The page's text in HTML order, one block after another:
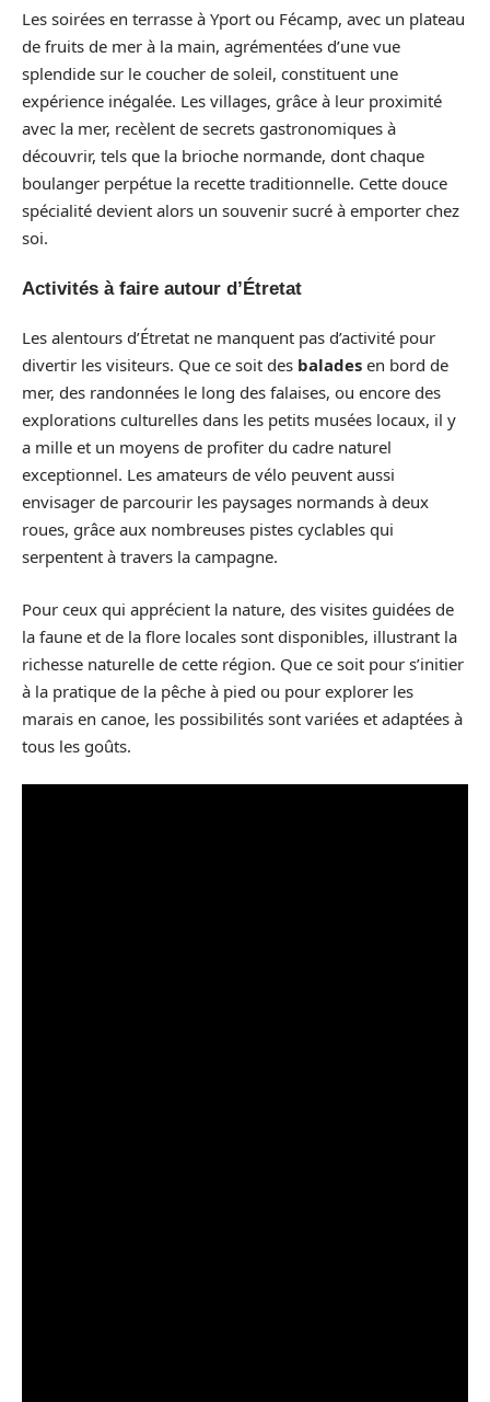
Les soirées en terrasse à Yport ou Fécamp, avec un plateau
de fruits de mer à la main, agrémentées d’une vue
splendide sur le coucher de soleil, constituent une
expérience inégalée. Les villages, grâce à leur proximité
avec la mer, recèlent de secrets gastronomiques à
découvrir, tels que la brioche normande, dont chaque
boulanger perpétue la recette traditionnelle. Cette douce
spécialité devient alors un souvenir sucré à emporter chez
soi.
Activités à faire autour d’Étretat
Les alentours d’Étretat ne manquent pas d’activité pour
divertir les visiteurs. Que ce soit des balades en bord de
mer, des randonnées le long des falaises, ou encore des
explorations culturelles dans les petits musées locaux, il y
a mille et un moyens de profiter du cadre naturel
exceptionnel. Les amateurs de vélo peuvent aussi
envisager de parcourir les paysages normands à deux
roues, grâce aux nombreuses pistes cyclables qui
serpentent à travers la campagne.
Pour ceux qui apprécient la nature, des visites guidées de
la faune et de la flore locales sont disponibles, illustrant la
richesse naturelle de cette région. Que ce soit pour s’initier
à la pratique de la pêche à pied ou pour explorer les
marais en canoe, les possibilités sont variées et adaptées à
tous les goûts.